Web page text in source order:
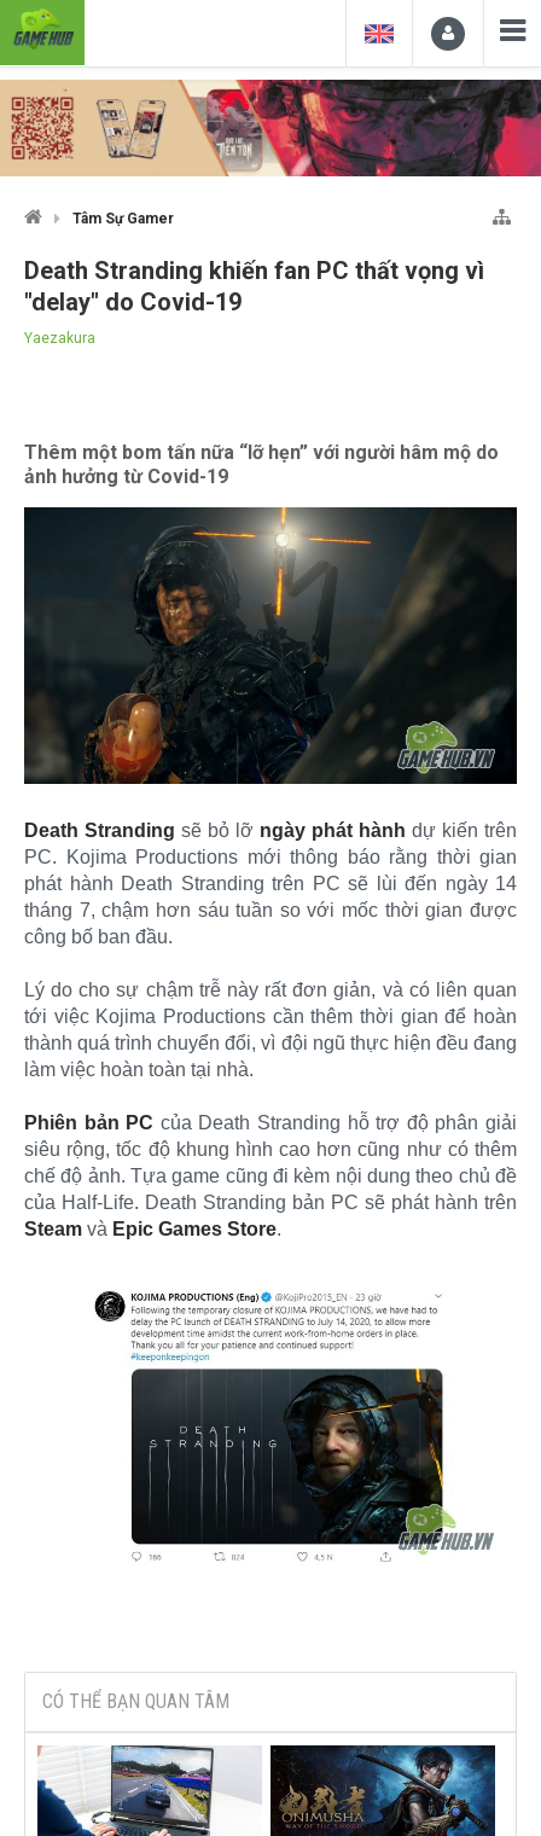
Tâm Sự Gamer
Death Stranding khiến fan PC thất vọng vì
"delay" do Covid-19
Yaezakura
Thêm một bom tấn nữa “lỡ hẹn” với người hâm mộ do
ảnh hưởng từ Covid-19
Death Stranding sẽ bỏ lỡ ngày phát hành dự kiến trên
PC. Kojima Productions mới thông báo rằng thời gian
phát hành Death Stranding trên PC sẽ lùi đến ngày 14
tháng 7, chậm hơn sáu tuần so với mốc thời gian được
công bố ban đầu.
Lý do cho sự chậm trễ này rất đơn giản, và có liên quan
tới việc Kojima Productions cần thêm thời gian để hoàn
thành quá trình chuyển đổi, vì đội ngũ thực hiện đều đang
làm việc hoàn toàn tại nhà.
Phiên bản PC của Death Stranding hỗ trợ độ phân giải
siêu rộng, tốc độ khung hình cao hơn cũng như có thêm
chế độ ảnh. Tựa game cũng đi kèm nội dung theo chủ đề
của Half-Life. Death Stranding bản PC sẽ phát hành trên
Steam và Epic Games Store.
CÓ THỂ BẠN QUAN TÂM